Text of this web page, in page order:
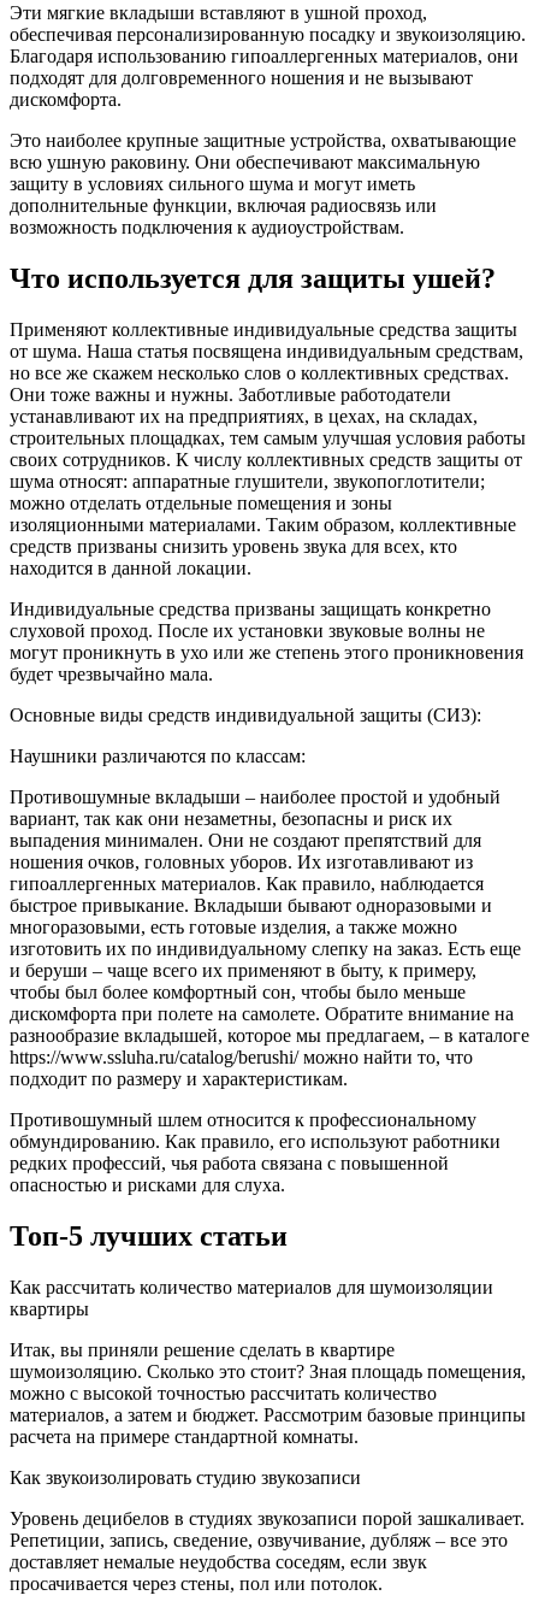
Эти мягкие вкладыши вставляют в ушной проход,
обеспечивая персонализированную посадку и звукоизоляцию.
Благодаря использованию гипоаллергенных материалов, они
подходят для долговременного ношения и не вызывают
дискомфорта.
Это наиболее крупные защитные устройства, охватывающие
всю ушную раковину. Они обеспечивают максимальную
защиту в условиях сильного шума и могут иметь
дополнительные функции, включая радиосвязь или
возможность подключения к аудиоустройствам.
Что используется для защиты ушей?
Применяют коллективные индивидуальные средства защиты
от шума. Наша статья посвящена индивидуальным средствам,
но все же скажем несколько слов о коллективных средствах.
Они тоже важны и нужны. Заботливые работодатели
устанавливают их на предприятиях, в цехах, на складах,
строительных площадках, тем самым улучшая условия работы
своих сотрудников. К числу коллективных средств защиты от
шума относят: аппаратные глушители, звукопоглотители;
можно отделать отдельные помещения и зоны
изоляционными материалами. Таким образом, коллективные
средств призваны снизить уровень звука для всех, кто
находится в данной локации.
Индивидуальные средства призваны защищать конкретно
слуховой проход. После их установки звуковые волны не
могут проникнуть в ухо или же степень этого проникновения
будет чрезвычайно мала.
Основные виды средств индивидуальной защиты (СИЗ):
Наушники различаются по классам:
Противошумные вкладыши – наиболее простой и удобный
вариант, так как они незаметны, безопасны и риск их
выпадения минимален. Они не создают препятствий для
ношения очков, головных уборов. Их изготавливают из
гипоаллергенных материалов. Как правило, наблюдается
быстрое привыкание. Вкладыши бывают одноразовыми и
многоразовыми, есть готовые изделия, а также можно
изготовить их по индивидуальному слепку на заказ. Есть еще
и беруши – чаще всего их применяют в быту, к примеру,
чтобы был более комфортный сон, чтобы было меньше
дискомфорта при полете на самолете. Обратите внимание на
разнообразие вкладышей, которое мы предлагаем, – в каталоге
https://www.ssluha.ru/catalog/berushi/ можно найти то, что
подходит по размеру и характеристикам.
Противошумный шлем относится к профессиональному
обмундированию. Как правило, его используют работники
редких профессий, чья работа связана с повышенной
опасностью и рисками для слуха.
Топ-5 лучших статьи
Как рассчитать количество материалов для шумоизоляции
квартиры
Итак, вы приняли решение сделать в квартире
шумоизоляцию. Сколько это стоит? Зная площадь помещения,
можно с высокой точностью рассчитать количество
материалов, а затем и бюджет. Рассмотрим базовые принципы
расчета на примере стандартной комнаты.
Как звукоизолировать студию звукозаписи
Уровень децибелов в студиях звукозаписи порой зашкаливает.
Репетиции, запись, сведение, озвучивание, дубляж – все это
доставляет немалые неудобства соседям, если звук
просачивается через стены, пол или потолок.